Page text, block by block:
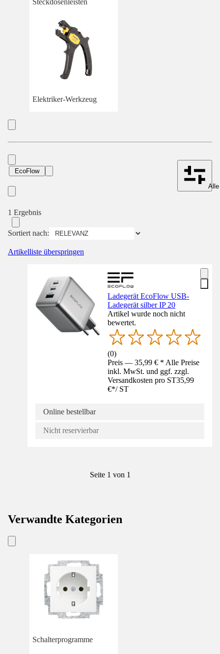
Elektriker-Werkzeug
EcoFlow
1 Ergebnis
Sortiert nach:
Artikelliste überspringen
Ladegerät EcoFlow USB-
Ladegerät silber IP 20
Artikel wurde noch nicht
bewertet.
(0)
Preis — 35,99 € * Alle Preise
inkl. MwSt. und ggf. zzgl.
Versandkosten pro ST35,99
€*/ ST
Online bestellbar
Nicht reservierbar
Seite 1 von 1
Verwandte Kategorien
Schalterprogramme